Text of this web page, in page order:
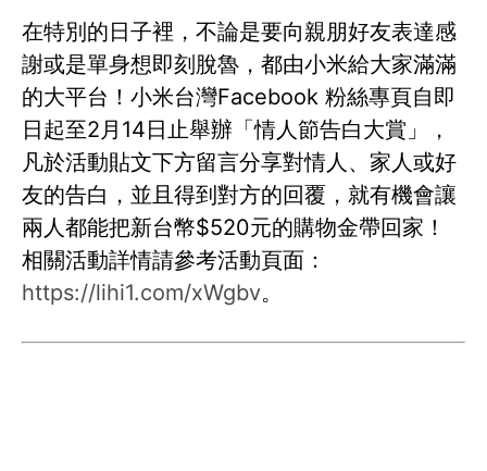
在特別的日子裡，不論是要向親朋好友表達感
謝或是單身想即刻脫魯，都由小米給大家滿滿
的大平台！小米台灣Facebook 粉絲專頁自即
日起至2月14日止舉辦「情人節告白大賞」，
凡於活動貼文下方留言分享對情人、家人或好
友的告白，並且得到對方的回覆，就有機會讓
兩人都能把新台幣$520元的購物金帶回家！
相關活動詳情請參考活動頁面：
https://lihi1.com/xWgbv。